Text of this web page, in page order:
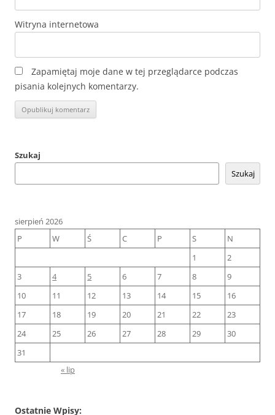
Witryna internetowa
Zapamiętaj moje dane w tej przeglądarce podczas
pisania kolejnych komentarzy.
Szukaj
Szukaj
sierpień 2026
P
W Ś C P S
N
1
2
3
4 5 6 7 8
9
10
11 12 13 14 15
16
17
18 19 20 21 22
23
24
25 26 27 28 29
30
31
« lip
Ostatnie Wpisy: